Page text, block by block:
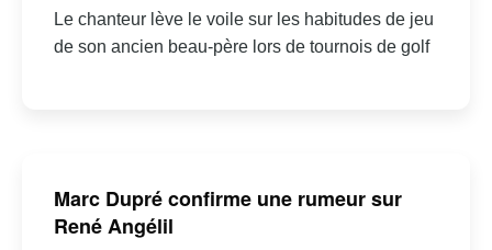
Le chanteur lève le voile sur les habitudes de jeu
de son ancien beau-père lors de tournois de golf
Marc Dupré confirme une rumeur sur
René Angélil